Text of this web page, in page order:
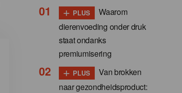
+ PLUS
Waarom
dierenvoeding onder druk
staat ondanks
premiumisering
+ PLUS
Van brokken
naar gezondheidsproduct: